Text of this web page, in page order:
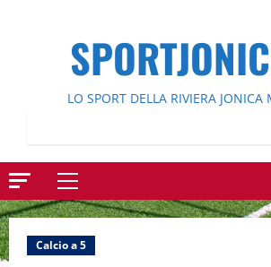
LO SPORT DELLA RIVIERA JONICA
Menu
principale
Calcio a 5